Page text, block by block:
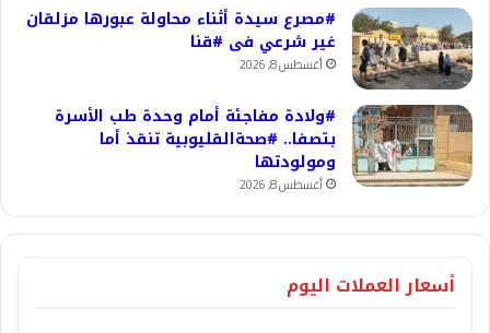
#مصرع سيدة أثناء محاولة عبورها مزلقان
غير شرعي فى #قنا
أغسطس 8, 2026
#ولادة مفاجئة أمام وحدة طب الأسرة
بتصفا.. #صحةالقليوبية تنقذ أما
ومولودتها
أغسطس 8, 2026
أسعار العملات اليوم